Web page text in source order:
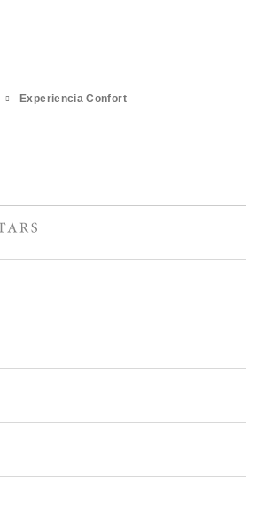
Experiencia Confort